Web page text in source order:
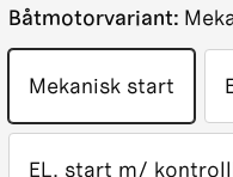
Båtmotorvariant:
Mekanisk start
EL. start m/